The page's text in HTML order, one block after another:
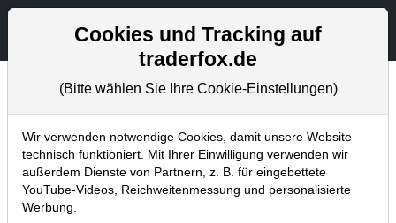
Aktien- und Artikelsuche
Börsenmagazine
Home Blog Börsenmagazine
6 Aktien von Warren Buffett, die wir
jetzt für kaufenswert erachten
Cookies und Tracking auf
traderfox.de
(Bitte wählen Sie Ihre Cookie-Einstellungen)
Wir verwenden notwendige Cookies, damit unsere Website
technisch funktioniert. Mit Ihrer Einwilligung verwenden wir
außerdem Dienste von Partnern, z. B. für eingebettete
YouTube-Videos, Reichweitenmessung und personalisierte
Werbung.